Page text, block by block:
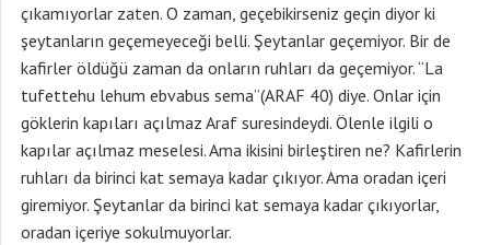
çıkamıyorlar zaten. O zaman, geçebikirseniz geçin diyor ki
şeytanların geçemeyeceği belli. Şeytanlar geçemiyor. Bir de
kafirler öldüğü zaman da onların ruhları da geçemiyor. “La
tufettehu lehum ebvabus sema”(ARAF 40) diye. Onlar için
göklerin kapıları açılmaz Araf suresindeydi. Ölenle ilgili o
kapılar açılmaz meselesi. Ama ikisini birleştiren ne? Kafirlerin
ruhları da birinci kat semaya kadar çıkıyor. Ama oradan içeri
giremiyor. Şeytanlar da birinci kat semaya kadar çıkıyorlar,
oradan içeriye sokulmuyorlar.